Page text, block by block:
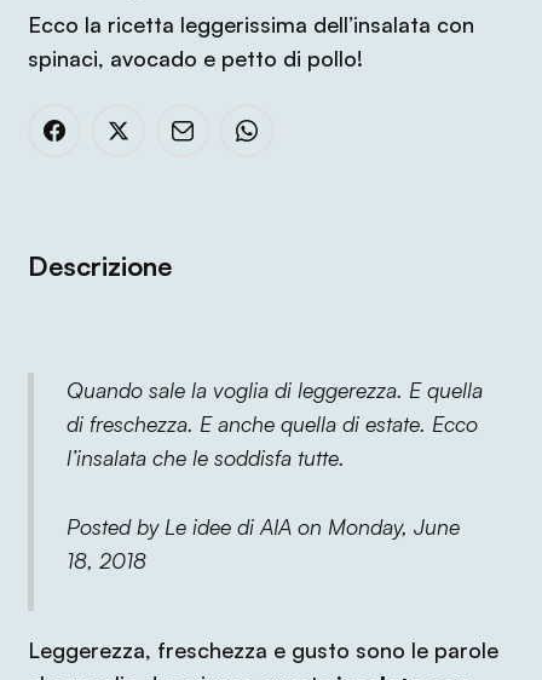
Ecco la ricetta leggerissima dell’insalata con
spinaci, avocado e petto di pollo!
Descrizione
Quando sale la voglia di leggerezza. E quella
di freschezza. E anche quella di estate. Ecco
l’insalata che le soddisfa tutte.
Posted by Le idee di AIA on Monday, June
18, 2018
Leggerezza, freschezza e gusto sono le parole